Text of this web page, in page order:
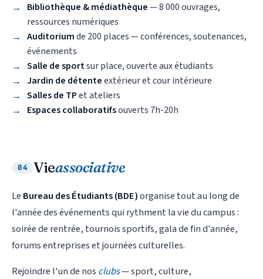
Bibliothèque & médiathèque— 8 000 ouvrages,
ressources numériques
Auditoriumde 200 places — conférences, soutenances,
événements
Salle de sportsur place, ouverte aux étudiants
Jardin de détenteextérieur et cour intérieure
Salles de TPet ateliers
Espaces collaboratifsouverts 7h-20h
04 Vieassociative
Le Bureau des Étudiants (BDE)organise tout au long de
l'année des événements qui rythment la vie du campus :
soirée de rentrée, tournois sportifs, gala de fin d'année,
forums entreprises et journées culturelles.
Rejoindre l'un de nos clubs— sport, culture,